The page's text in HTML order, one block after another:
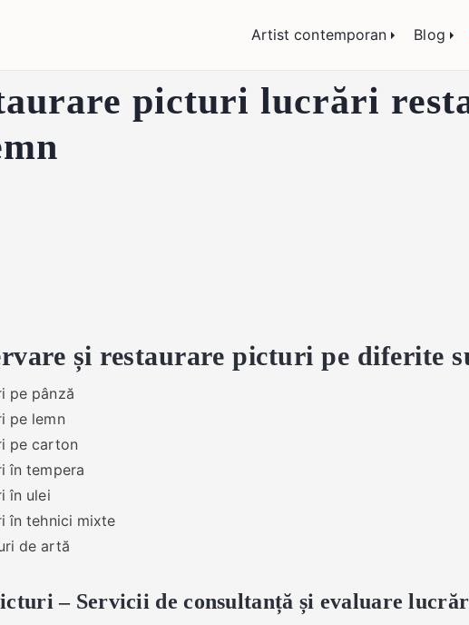
pe lemn și sticlă, portrete și restaurare artă
Artist contemporan Blog
picturi lucrări
și restaurare picturi pe diferite
pe pânză
pe lemn
pe carton
în tempera
în ulei
în tehnici mixte
de artă
– Servicii de consultanță și evaluare